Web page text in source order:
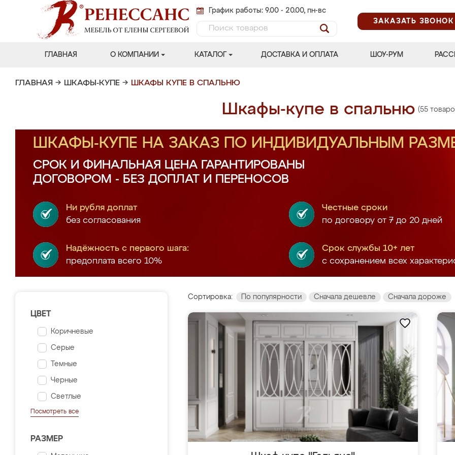
График работы: 9.00 - 20.00, пн-вс
ЗАКАЗАТЬ ЗВОНОК
ГЛАВНАЯ О КОМПАНИИ КАТАЛОГ ДОСТАВКА И ОПЛАТА ШОУ-РУМ
ГЛАВНАЯ → ШКАФЫ-КУПЕ → ШКАФЫ КУПЕ В СПАЛЬНЮ
Шкафы-купе в спальню (55
ШКАФЫ-КУПЕ НА ЗАКАЗ ПО ИНДИВИДУАЛЬНЫМ
СРОК И ФИНАЛЬНАЯ ЦЕНА ГАРАНТИРОВАНЫ
ДОГОВОРОМ - БЕЗ ДОПЛАТ И ПЕРЕНОСОВ
Ни рубля доплат
без согласования
Честные сроки
по договору от 7 до 20 дней
Надёжность с первого шага:
предоплата всего 10%
Срок службы 10+ лет
с сохранением всех
ЦВЕТ
Коричневые
Серые
Темные
Черные
Светлые
Посмотреть все
РАЗМЕР
Сортировка: По популярности Сначала дешевле Сначала дороже